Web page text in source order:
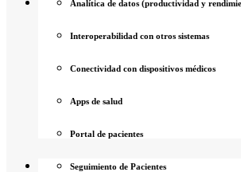
Analítica de datos (productividad y
Interoperabilidad con otros sistemas
Conectividad con dispositivos médicos
Apps de salud
Portal de pacientes
Seguimiento de Pacientes